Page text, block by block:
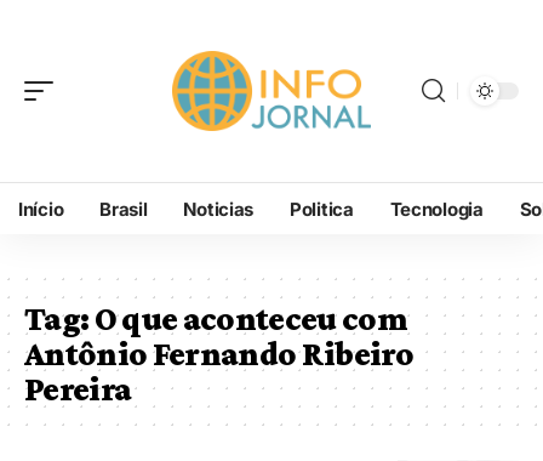
Início Brasil Noticias Politica Tecnologia
Tag:O que aconteceu com
Antônio Fernando Ribeiro
Pereira